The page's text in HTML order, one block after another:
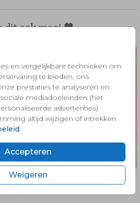
en vergelijkbare technieken om
te bieden, ons
prestaties te analyseren en
mediadoeleinden (het
advertenties).
altijd wijzigen of intrekken
Accepteren
Weigeren
dit ook mooi 🧡